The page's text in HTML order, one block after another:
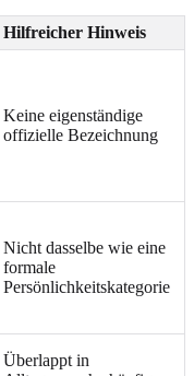
Hilfreicher Hinweis
Keine eigenständige
offizielle Bezeichnung
Nicht dasselbe wie eine
formale
Persönlichkeitskategorie
Überlappt in